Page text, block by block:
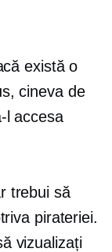
există o
cineva de
l accesa
trebui să
pirateriei.
vizualizați